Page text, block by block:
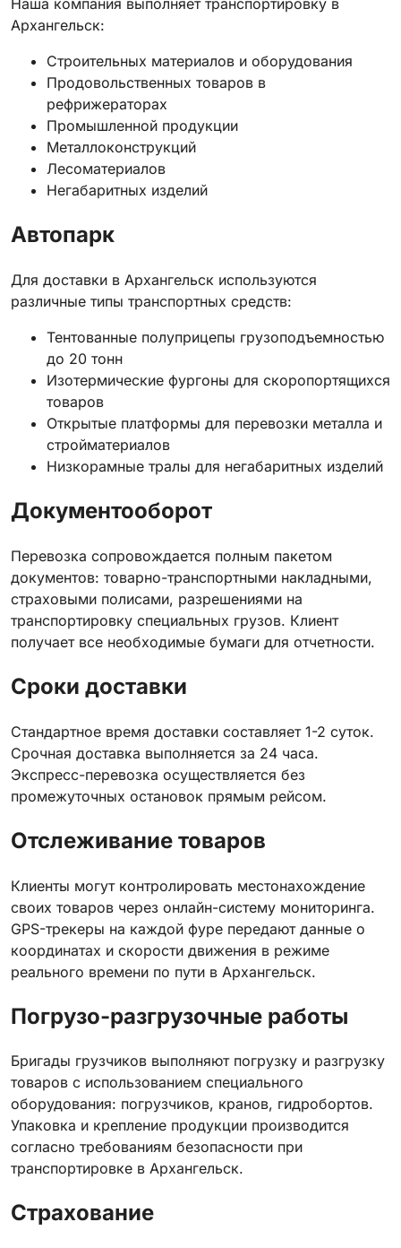
Наша компания выполняет транспортировку в
Архангельск:
Строительных материалов и оборудования
Продовольственных товаров в
рефрижераторах
Промышленной продукции
Металлоконструкций
Лесоматериалов
Негабаритных изделий
Автопарк
Для доставки в Архангельск используются
различные типы транспортных средств:
Тентованные полуприцепы грузоподъемностью
до 20 тонн
Изотермические фургоны для скоропортящихся
товаров
Открытые платформы для перевозки металла и
стройматериалов
Низкорамные тралы для негабаритных изделий
Документооборот
Перевозка сопровождается полным пакетом
документов: товарно-транспортными накладными,
страховыми полисами, разрешениями на
транспортировку специальных грузов. Клиент
получает все необходимые бумаги для отчетности.
Сроки доставки
Стандартное время доставки составляет 1-2 суток.
Срочная доставка выполняется за 24 часа.
Экспресс-перевозка осуществляется без
промежуточных остановок прямым рейсом.
Отслеживание товаров
Клиенты могут контролировать местонахождение
своих товаров через онлайн-систему мониторинга.
GPS-трекеры на каждой фуре передают данные о
координатах и скорости движения в режиме
реального времени по пути в Архангельск.
Погрузо-разгрузочные работы
Бригады грузчиков выполняют погрузку и разгрузку
товаров с использованием специального
оборудования: погрузчиков, кранов, гидробортов.
Упаковка и крепление продукции производится
согласно требованиям безопасности при
транспортировке в Архангельск.
Страхование